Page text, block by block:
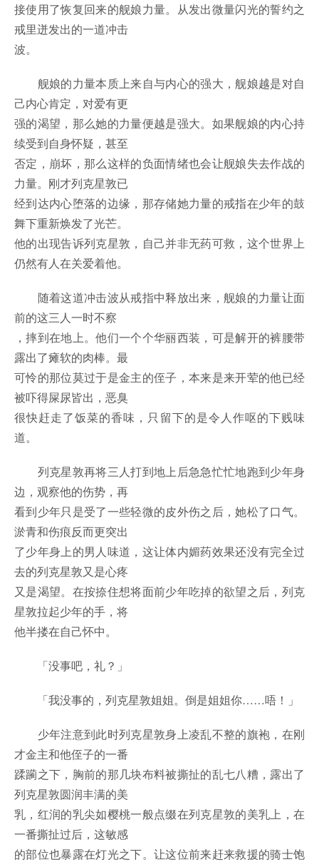
接使用了恢复回来的舰娘力量。从发出微量闪光的誓约之
戒里迸发出的一道冲击
波。
舰娘的力量本质上来自与内心的强大，舰娘越是对自
己内心肯定，对爱有更
强的渴望，那么她的力量便越是强大。如果舰娘的内心持
续受到自身怀疑，甚至
否定，崩坏，那么这样的负面情绪也会让舰娘失去作战的
力量。刚才列克星敦已
经到达内心堕落的边缘，那存储她力量的戒指在少年的鼓
舞下重新焕发了光芒。
他的出现告诉列克星敦，自己并非无药可救，这个世界上
仍然有人在关爱着他。
随着这道冲击波从戒指中释放出来，舰娘的力量让面
前的这三人一时不察
，摔到在地上。他们一个个华丽西装，可是解开的裤腰带
露出了瘫软的肉棒。最
可怜的那位莫过于是金主的侄子，本来是来开荤的他已经
被吓得屎尿皆出，恶臭
很快赶走了饭菜的香味，只留下的是令人作呕的下贱味
道。
列克星敦再将三人打到地上后急急忙忙地跑到少年身
边，观察他的伤势，再
看到少年只是受了一些轻微的皮外伤之后，她松了口气。
淤青和伤痕反而更突出
了少年身上的男人味道，这让体内媚药效果还没有完全过
去的列克星敦又是心疼
又是渴望。在按捺住想将面前少年吃掉的欲望之后，列克
星敦拉起少年的手，将
他半搂在自己怀中。
「没事吧，礼？」
「我没事的，列克星敦姐姐。倒是姐姐你……唔！」
少年注意到此时列克星敦身上凌乱不整的旗袍，在刚
才金主和他侄子的一番
蹂躏之下，胸前的那几块布料被撕扯的乱七八糟，露出了
列克星敦圆润丰满的美
乳，红润的乳尖如樱桃一般点缀在列克星敦的美乳上，在
一番撕扯过后，这敏感
的部位也暴露在灯光之下。让这位前来赶来救援的骑士饱